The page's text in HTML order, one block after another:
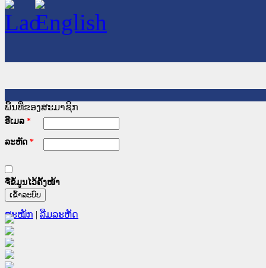
ພື້ນທີ່ຂອງສະມາຊິກ
ອີເມລ *
ລະຫັດ *
ຈື່ຂໍ້ມູນໄວ້ຄັ້ງໜ້າ
ສະໝັກ | ລືມລະຫັດ